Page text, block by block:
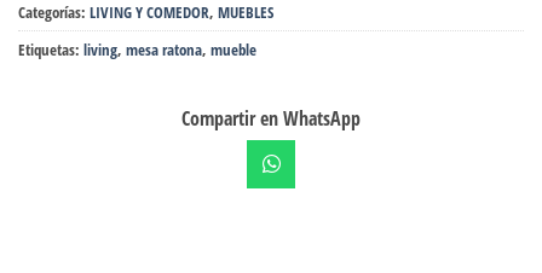
Categorías: LIVING Y COMEDOR, MUEBLES
Etiquetas: living, mesa ratona, mueble
Compartir en WhatsApp